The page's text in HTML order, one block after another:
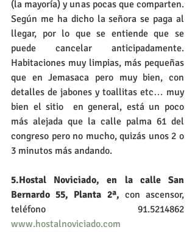
(la mayoría) y unas pocas que comparten.
Según me ha dicho la señora se paga al
llegar, por lo que se entiende que se
puede cancelar anticipadamente.
Habitaciones muy limpias, más pequeñas
que en Jemasaca pero muy bien, con
detalles de jabones y toallitas etc… muy
bien el sitio  en general, está un poco
más alejada que la calle palma 61 del
congreso pero no mucho, quizás unos 2 o
3 minutos más andando.
5.Hostal Noviciado, en la calle San
Bernardo 55, Planta 2ª, con ascensor,
teléfono 91.5214862
www.hostalnoviciado.com